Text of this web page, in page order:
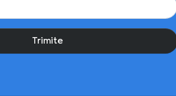
Trimite